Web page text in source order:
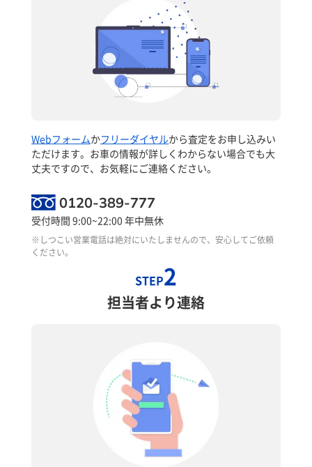
Webフォームかフリーダイヤルから査定をお申し込みい
ただけます。お車の情報が詳しくわからない場合でも大
丈夫ですので、お気軽にご連絡ください。
0120-389-777
受付時間 9:00~22:00 年中無休
※しつこい営業電話は絶対にいたしませんので、安心してご依頼
ください。
STEP2
担当者より連絡